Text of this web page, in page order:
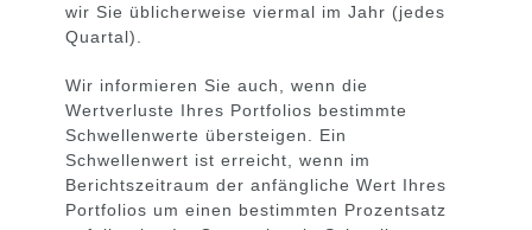
wir Sie üblicherweise viermal im Jahr (jedes
Quartal).
Wir informieren Sie auch, wenn die
Wertverluste Ihres Portfolios bestimmte
Schwellenwerte übersteigen. Ein
Schwellenwert ist erreicht, wenn im
Berichtszeitraum der anfängliche Wert Ihres
Portfolios um einen bestimmten Prozentsatz